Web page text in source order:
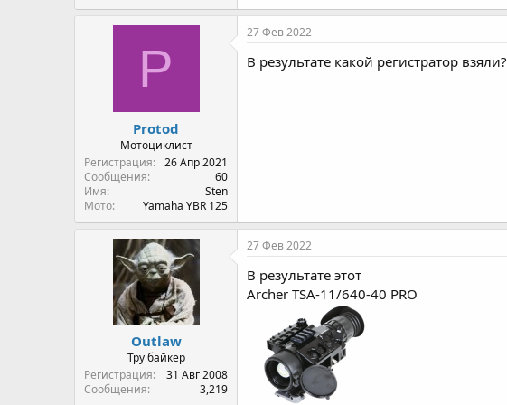
a
c
i
o
P
Protod
Мотоциклист
Регистрация
26 Апр 2021
Сообщения
60
Имя
Sten
Мото
Yamaha YBR 125
27 Фев 2022
В результате какой регистратор взяли?
Outlaw
Тру байкер
Регистрация
31 Авг 2008
Сообщения
3,219
27 Фев 2022
В результате этот
Archer TSA-11/640-40 PRO